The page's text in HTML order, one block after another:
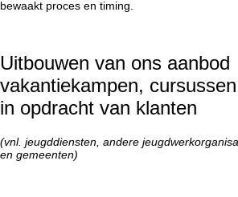
bewaakt proces en timing.
Uitbouwen van ons aanbod
vakantiekampen,
in opdracht van klanten
(vnl. jeugddiensten, andere
en gemeenten)